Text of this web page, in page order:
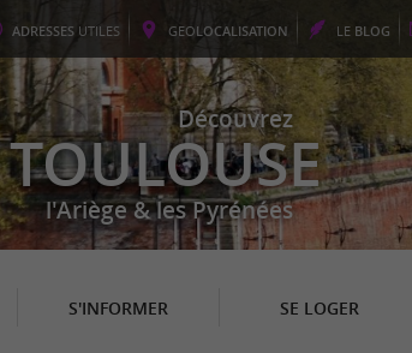
ADRESSES UTILES GEOLOCALISATION LE BLOG
Découvrez
TOULOUSE
l'Ariège & les Pyrénées
S'INFORMER SE LOGER